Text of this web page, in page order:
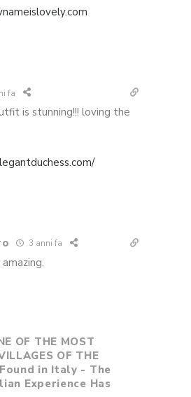
fa
is stunning!!! loving the
3 anni fa
OF THE MOST
OF THE
Found in Italy - The
Experience Has